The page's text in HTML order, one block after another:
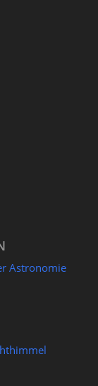
Astronomie